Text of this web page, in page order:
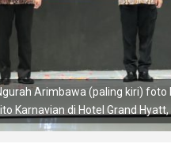
Arimbawa (paling kiri)
Karnavian di Hotel Grand